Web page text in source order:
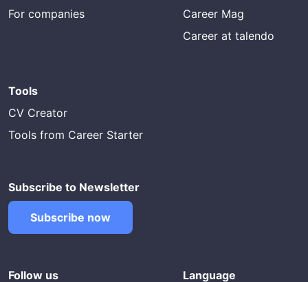
For companies
Career Mag
Career at talendo
Tools
CV Creator
Tools from Career Starter
Subscribe to Newsletter
Subscribe now
Follow us Language